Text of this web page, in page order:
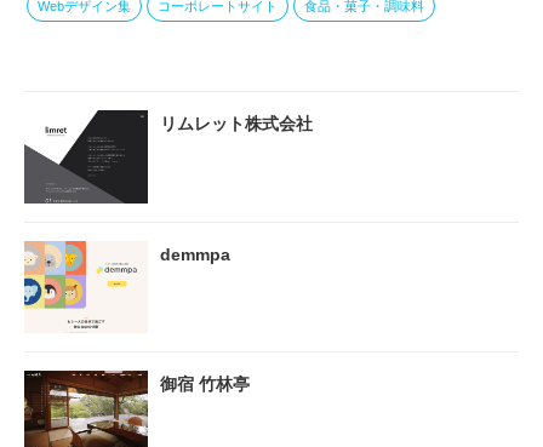
Webデザイン集 コーポレートサイト 食品・菓子・調味料
リムレット株式会社
demmpa
御宿 竹林亭